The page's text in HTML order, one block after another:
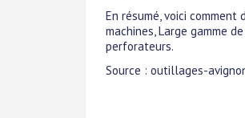
En résumé, voici
machines, Large gamme
perforateurs.
Source : outillages-